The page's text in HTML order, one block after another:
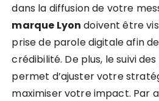
dans la diffusion de votre
marque Lyon doivent être
prise de parole digitale afin
crédibilité. De plus, le suivi
permet d’ajuster votre
maximiser votre impact. Par